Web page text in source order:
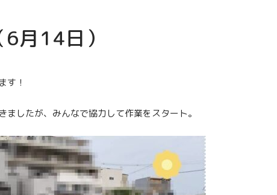
月14日）
す！
したが、みんなで協力して作業をスタート。